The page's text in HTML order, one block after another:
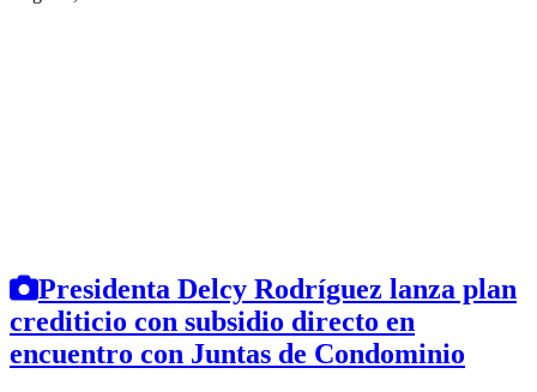
Presidenta Delcy Rodríguez lanza plan
crediticio con subsidio directo en
encuentro con Juntas de Condominio